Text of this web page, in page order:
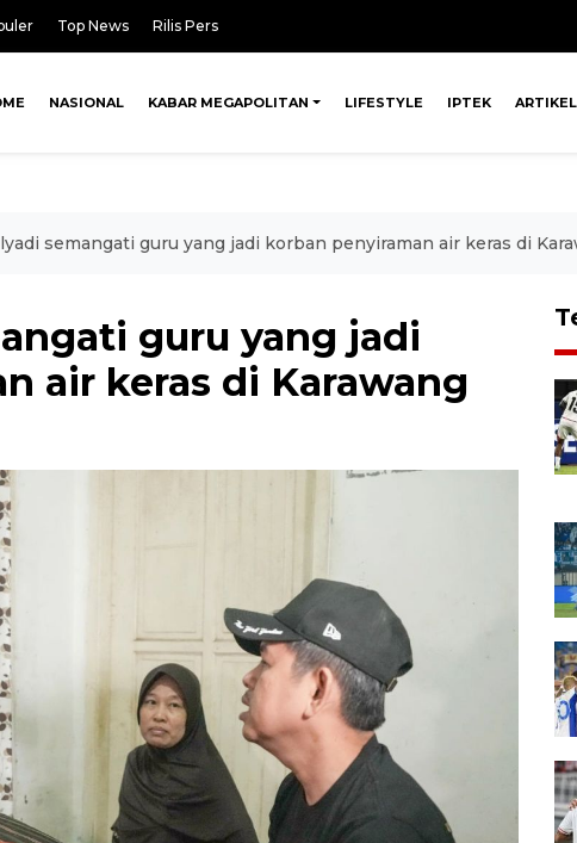
Top News Rilis Pers
NASIONAL KABAR MEGAPOLITAN LIFESTYLE IPTEK ARTIKEL
semangati guru yang jadi korban penyiraman air keras di
guru yang jadi
air keras di Karawang